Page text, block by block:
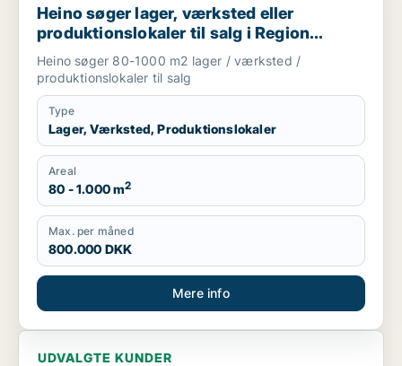
Heino søger lager, værksted eller
produktionslokaler til salg i Region
Sjælland
Heino søger 80-1000 m2 lager / værksted /
produktionslokaler til salg
Type
Lager, Værksted, Produktionslokaler
Areal
80 - 1.000 m2
Max. per måned
800.000 DKK
Mere info
UDVALGTE KUNDER